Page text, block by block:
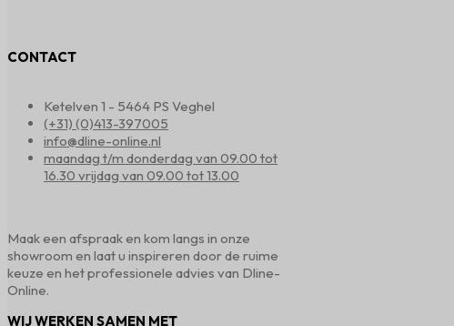
CONTACT
Ketelven 1 - 5464 PS Veghel
(+31) (0)413-397005
info@dline-online.nl
maandag t/m donderdag van 09.00 tot
16.30 vrijdag van 09.00 tot 13.00
Maak een afspraak en kom langs in onze
showroom en laat u inspireren door de ruime
keuze en het professionele advies van Dline-
Online.
WIJ WERKEN SAMEN MET